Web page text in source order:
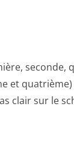
seconde,
et quatrième)
clair sur le